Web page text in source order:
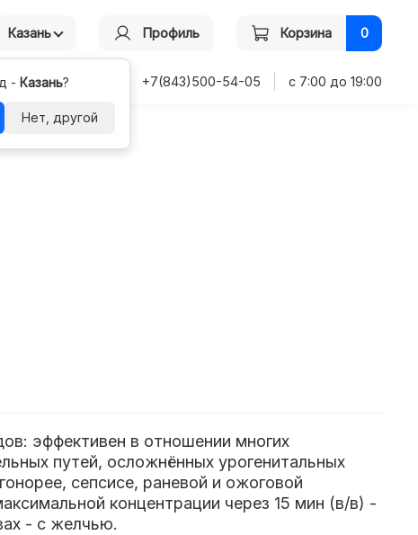
Казань
- Казань?
Нет, другой
Профиль Корзина 0
+7(843)500-54-05 с 7:00 до 19:00
эффективен в отношении многих
путей, осложнённых урогенитальных
сепсисе, раневой и ожоговой
концентрации через 15 мин (в/в) -
- с желчью.